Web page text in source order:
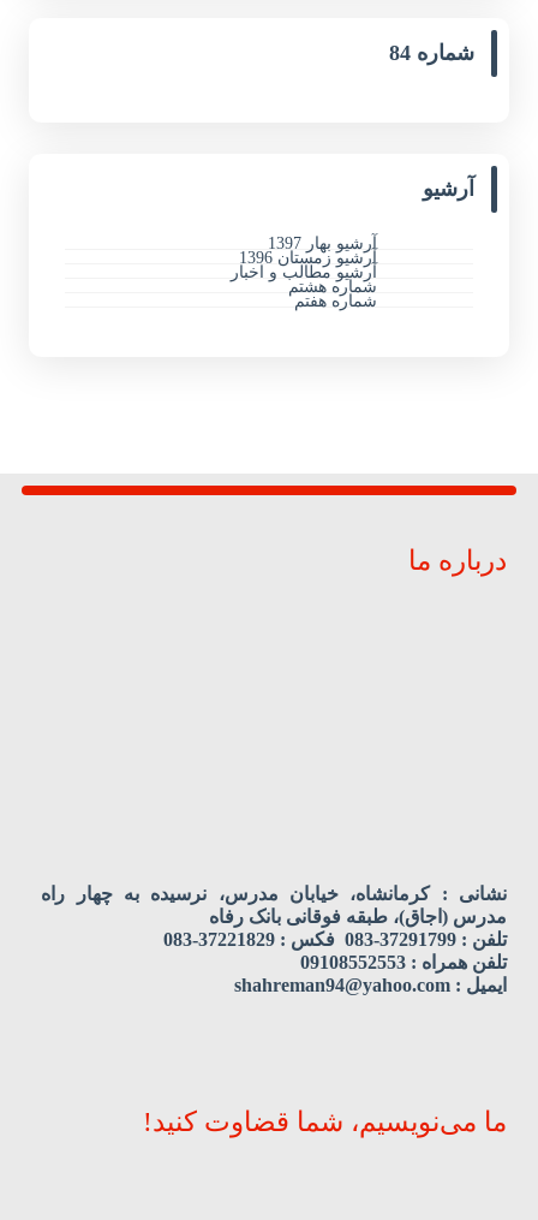
شماره 84
آرشیو
آرشیو بهار 1397
آرشیو زمستان 1396
آرشیو مطالب و اخبار
شماره هشتم
شماره هفتم
درباره ما
نشانی : کرمانشاه، خیابان مدرس، نرسیده به چهار راه
مدرس (اجاق)، طبقه فوقانی بانک رفاه
تلفن : 37291799-083 فکس : 37221829-083
تلفن همراه : 09108552553
ایمیل : shahreman94@yahoo.com
ما می‌نویسیم، شما قضاوت کنید!